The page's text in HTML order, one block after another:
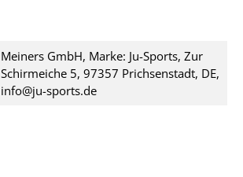
Meiners GmbH, Marke: Ju-Sports, Zur
Schirmeiche 5, 97357 Prichsenstadt, DE,
info@ju-sports.de